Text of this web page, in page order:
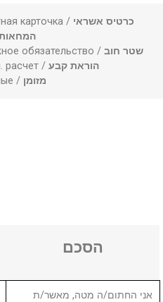
карточка / כרטיס אשראי
обязательство /שטר חוב
расчет /הוראת קבע
/ מזומן
הסכם
אני החתום/ה מטה, מאשר/ת